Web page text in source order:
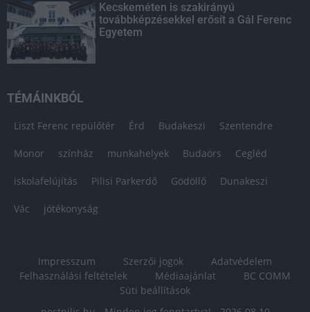
Kecskeméten is szakirányú
továbbképzésekkel erősít a Gál Ferenc
Egyetem
TÉMÁINKBÓL
Liszt Ferenc repülőtér Érd Budakeszi Szentendre
Monor színház munkahelyek Budaörs Cegléd
iskolafelújítás Pilisi Parkerdő Gödöllő Dunakeszi
Vác jótékonyság
Impresszum Szerzői jogok
Adatvédelem
Felhasználási feltételek
Médiaajánlat
BC COMM
Süti beállítások